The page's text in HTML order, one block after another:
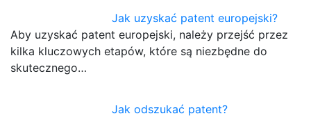
Jak uzyskać patent europejski?
Aby uzyskać patent europejski, należy przejść przez
kilka kluczowych etapów, które są niezbędne do
skutecznego…
Jak odszukać patent?